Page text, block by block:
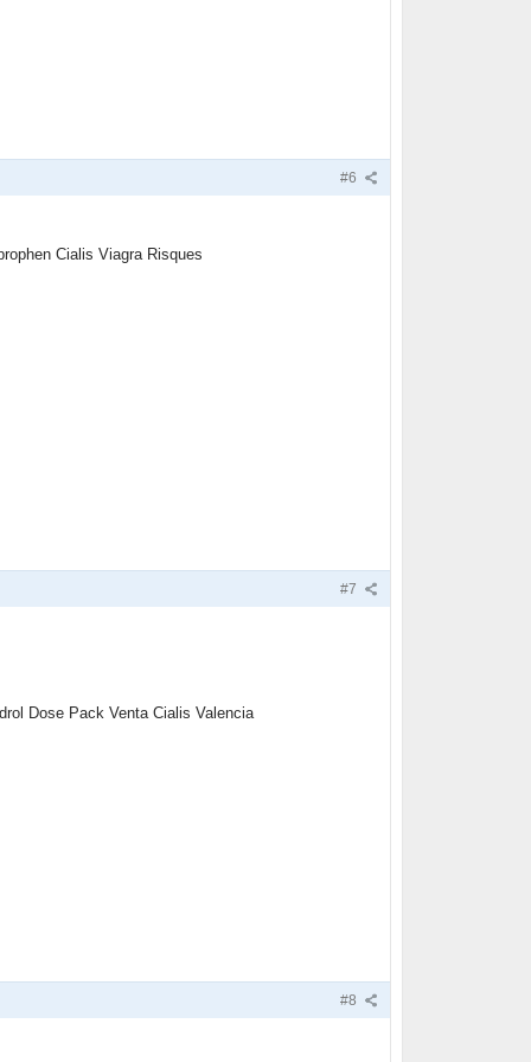
#6
Cialis Viagra Risques
#7
Dose Pack Venta Cialis Valencia
#8